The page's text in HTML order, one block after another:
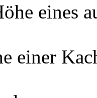
eines
einer